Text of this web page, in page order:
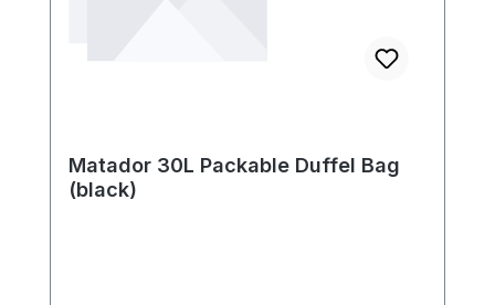
Matador 30L Packable Duffel Bag
(black)